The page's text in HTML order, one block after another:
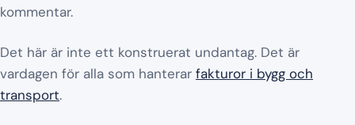
kommentar.
Det här är inte ett konstruerat undantag. Det är
vardagen för alla som hanterar fakturor i bygg och
transport.